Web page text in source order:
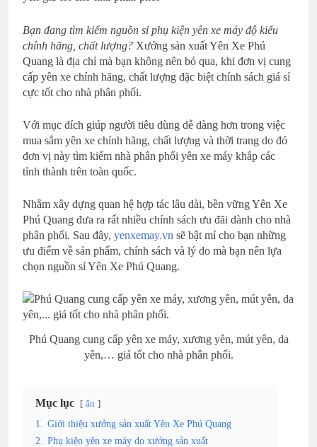
Bạn đang tìm kiếm nguồn sỉ phụ kiện yên xe máy độ kiểu
chính hãng, chất lượng? Xưởng sản xuất Yên Xe Phú
Quang là địa chỉ mà bạn không nên bỏ qua, khi đơn vị cung
cấp yên xe chính hãng, chất lượng đặc biệt chính sách giá sỉ
cực tốt cho nhà phân phối.
Với mục đích giúp người tiêu dùng dễ dàng hơn trong việc
mua sắm yên xe chính hãng, chất lượng và thời trang do đó
đơn vị này tìm kiếm nhà phân phối yên xe máy khắp các
tỉnh thành trên toàn quốc.
Nhằm xây dựng quan hệ hợp tác lâu dài, bền vững Yên Xe
Phú Quang đưa ra rất nhiều chính sách ưu đãi dành cho nhà
phân phối. Sau đây, yenxemay.vn sẽ bật mí cho bạn những
ưu điểm về sản phẩm, chính sách và lý do mà bạn nên lựa
chọn nguồn sỉ Yên Xe Phú Quang.
Phú Quang cung cấp yên xe máy, xương yên, mút yên, da
yên,… giá tốt cho nhà phân phối.
Mục lục ẩn
1.
Giới thiệu xưởng sản xuất Yên Xe Phú Quang
2.
Phụ kiện yên xe máy do xưởng sản xuất